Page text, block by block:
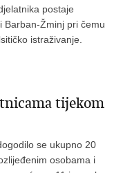
postaje
Barban-Žminj pri čemu
istraživanje.
tijekom
se ukupno 20
osobama i